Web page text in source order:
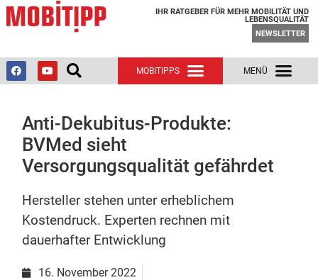
IHR RATGEBER FÜR MEHR MOBILITÄT UND
LEBENSQUALITÄT
NEWSLETTER
Anti-Dekubitus-Produkte:
BVMed sieht
Versorgungsqualität gefährdet
Hersteller stehen unter erheblichem
Kostendruck. Experten rechnen mit
dauerhafter Entwicklung
16. November 2022